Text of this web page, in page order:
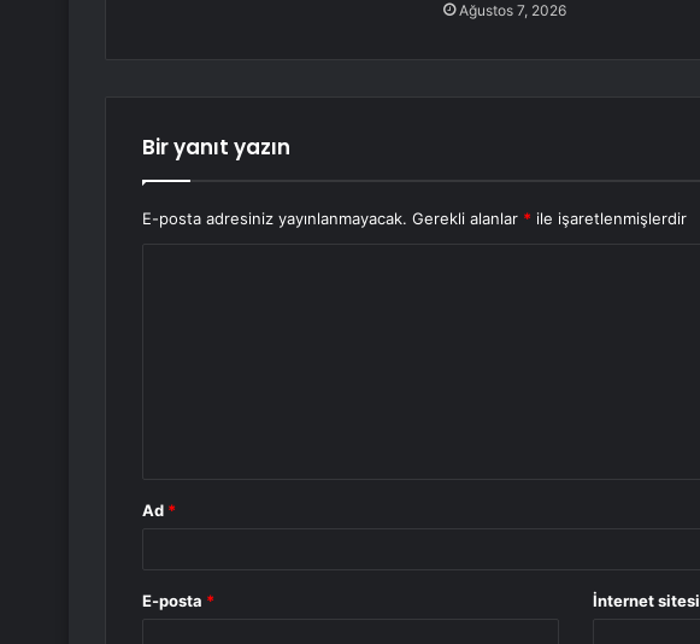
Ağustos 7, 2026
Bir yanıt yazın
E-posta adresiniz yayınlanmayacak. Gerekli alanlar * ile işaretlenmişlerdir
Ad *
E-posta * İnternet sitesi